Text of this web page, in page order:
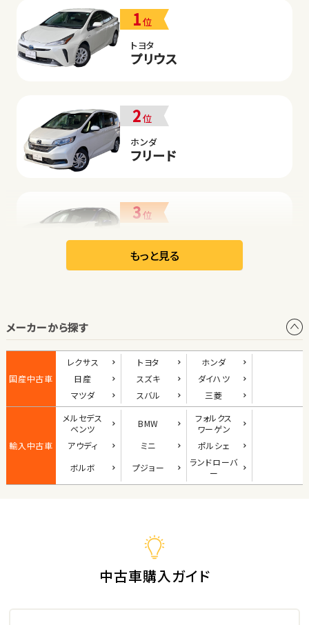
1位
トヨタ
プリウス
2位
ホンダ
フリード
3位
日産
リーフ
1位
ダイハツ
コペン
2
ロードスター
ホンダ
S660
もっと見る
メーカーから探す
国産中古車
レクサス トヨタ
ホンダ
日産
スズキ
ダイハツ
マツダ
スバル 三菱
輸入中古車
メルセデス
ベンツ
BMW
フォルクス
ワーゲン
アウディ
ミニ
ポルシェ
ボルボ
プジョー ランドローバ
ー
中古車購入ガイド